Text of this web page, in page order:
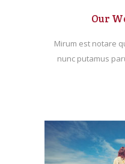
Our
Mirum est notare
nunc putamus